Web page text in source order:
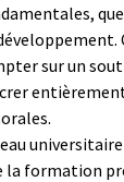
sur un
la formation